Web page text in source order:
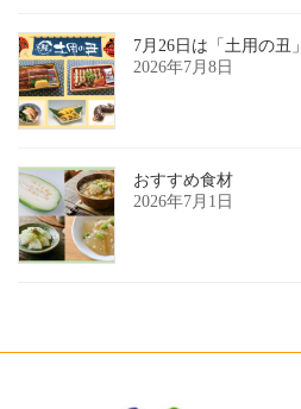
7月26日は「土用の丑」
2026年7月8日
おすすめ食材
2026年7月1日